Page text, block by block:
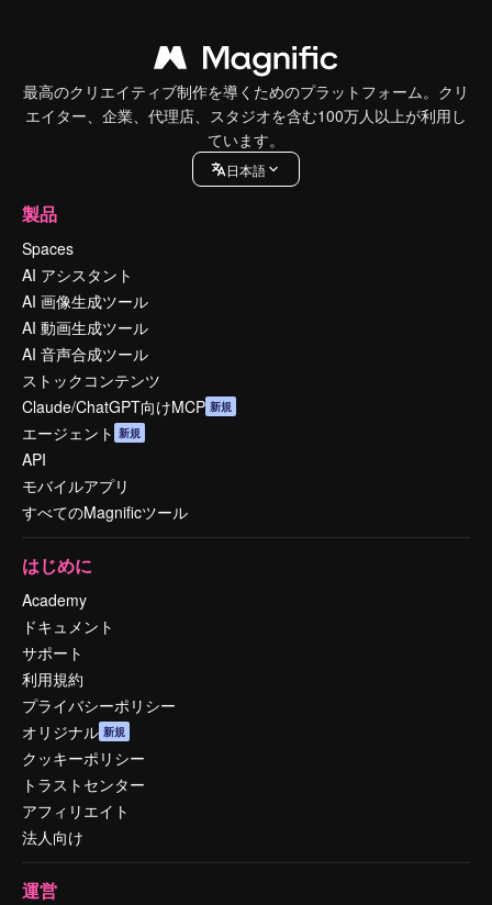
最高のクリエイティブ制作を導くためのプラットフォーム。クリ
エイター、企業、代理店、スタジオを含む100万人以上が利用し
ています。
日本語
製品
Spaces
AI アシスタント
AI 画像生成ツール
AI 動画生成ツール
AI 音声合成ツール
ストックコンテンツ
Claude/ChatGPT向けMCP 新規
エージェント 新規
API
モバイルアプリ
すべてのMagnificツール
はじめに
Academy
ドキュメント
サポート
利用規約
プライバシーポリシー
オリジナル 新規
クッキーポリシー
トラストセンター
アフィリエイト
法人向け
運営